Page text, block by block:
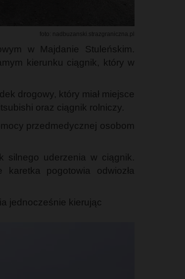
foto: nadbuzanski.strazgraniczna.pl
w Majdanie Stuleńskim.
kierunku ciągnik, który w
drogowy, który miał miejsce
oraz ciągnik rolniczy.
przedmedycznej osobom
silnego uderzenia w ciągnik.
pogotowia odwiozła
jednocześnie kierując